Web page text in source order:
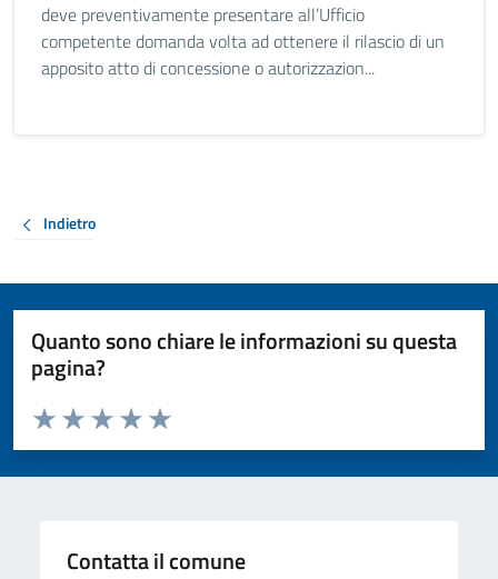
deve preventivamente presentare all’Ufficio
competente domanda volta ad ottenere il rilascio di un
apposito atto di concessione o autorizzazion...
Indietro
Quanto sono chiare le informazioni su questa
pagina?
Valuta da 1 a 5 stelle la pagina
Valuta 5 stelle su 5
Valuta 4 stelle su 5
Valuta 3 stelle su 5
Valuta 2 stelle su 5
Valuta 1 stelle su 5
Contatta il comune